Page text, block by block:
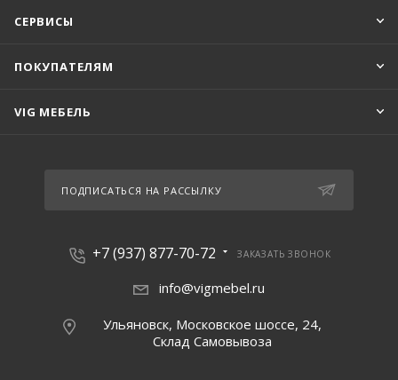
СЕРВИСЫ
ПОКУПАТЕЛЯМ
VIG МЕБЕЛЬ
ПОДПИСАТЬСЯ НА РАССЫЛКУ
+7 (937) 877-70-72 ЗАКАЗАТЬ ЗВОНОК
info@vigmebel.ru
Ульяновск, Московское шоссе, 24,
Склад Cамовывоза